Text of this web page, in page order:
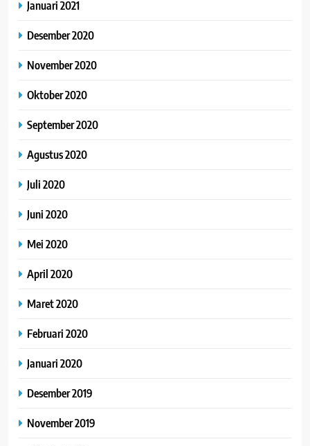
Januari 2021
Desember 2020
November 2020
Oktober 2020
September 2020
Agustus 2020
Juli 2020
Juni 2020
Mei 2020
April 2020
Maret 2020
Februari 2020
Januari 2020
Desember 2019
November 2019